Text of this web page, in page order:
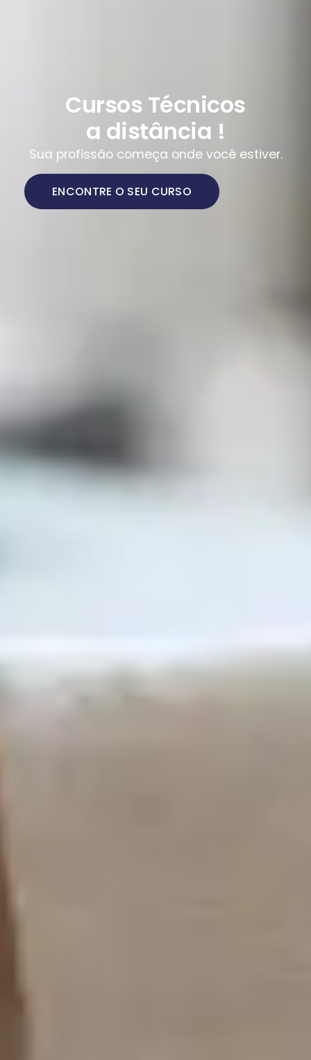
Cursos Técnicos
a distância !
Sua profissão começa onde você estiver.
ENCONTRE O SEU CURSO